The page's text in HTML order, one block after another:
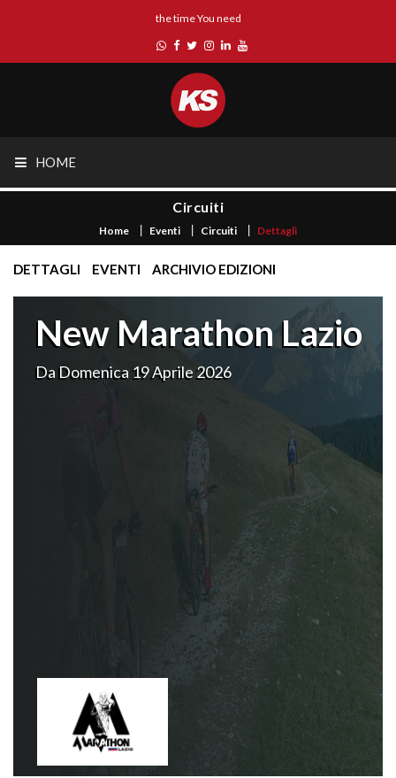
the time You need
HOME
Circuiti
Home Eventi Circuiti Dettagli
DETTAGLI EVENTI ARCHIVIO EDIZIONI
New Marathon Lazio
Da Domenica 19 Aprile 2026